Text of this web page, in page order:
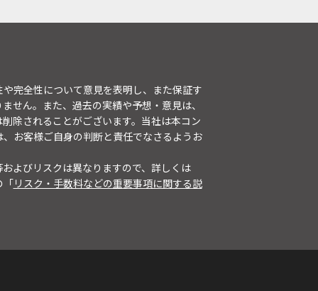
完全性について意見を表明し、また保証す
せん。また、過去の実績や予想・意見は、
除されることがございます。当社は本コン
お客様ご自身の判断と責任でなさるようお
よびリスクは異なりますので、詳しくは
「リスク・手数料などの重要事項に関する説